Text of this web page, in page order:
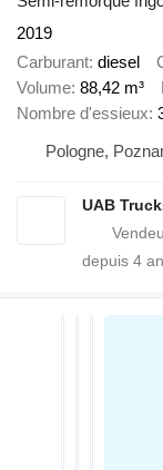
2019
Carburant diesel
Volume 88,42 m³
Nombre d'essieux
Pologne,
UAB
depuis 4